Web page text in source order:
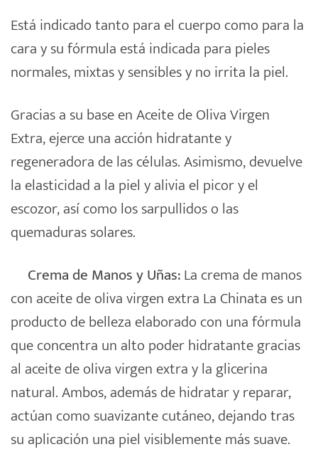
Está indicado tanto para el cuerpo como para la
cara y su fórmula está indicada para pieles
normales, mixtas y sensibles y no irrita la piel.
Gracias a su base en Aceite de Oliva Virgen
Extra, ejerce una acción hidratante y
regeneradora de las células. Asimismo, devuelve
la elasticidad a la piel y alivia el picor y el
escozor, así como los sarpullidos o las
quemaduras solares.
Crema de Manos y Uñas:La crema de manos
con aceite de oliva virgen extra La Chinata es un
producto de belleza elaborado con una fórmula
que concentra un alto poder hidratante gracias
al aceite de oliva virgen extra y la glicerina
natural. Ambos, además de hidratar y reparar,
actúan como suavizante cutáneo, dejando tras
su aplicación una piel visiblemente más suave.